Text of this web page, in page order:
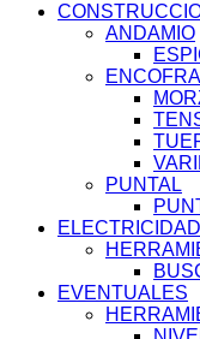
ANDAMIO
PUNTAL
ELECTRICIDAD
EVENTUALES